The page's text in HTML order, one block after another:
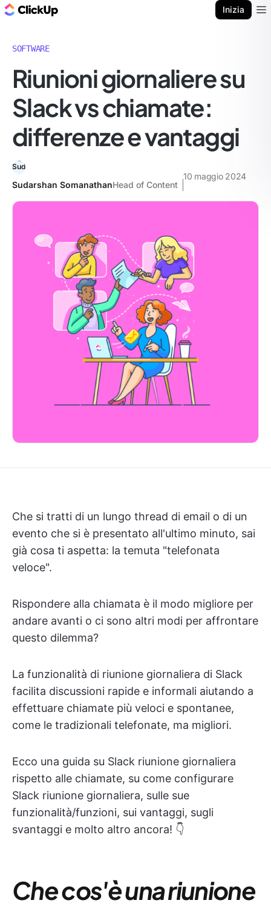
Inizia
SOFTWARE
Riunioni giornaliere su
Slack vs chiamate:
differenze e vantaggi
Sudarshan SomanathanHead of Content
10 maggio 2024
Che si tratti di un lungo thread di email o di un
evento che si è presentato all'ultimo minuto, sai
già cosa ti aspetta: la temuta "telefonata
veloce".
Rispondere alla chiamata è il modo migliore per
andare avanti o ci sono altri modi per affrontare
questo dilemma?
La funzionalità di riunione giornaliera di Slack
facilita discussioni rapide e informali aiutando a
effettuare chiamate più veloci e spontanee,
come le tradizionali telefonate, ma migliori.
Ecco una guida su Slack riunione giornaliera
rispetto alle chiamate, su come configurare
Slack riunione giornaliera, sulle sue
funzionalità/funzioni, sui vantaggi, sugli
svantaggi e molto altro ancora! 👇
Che cos'è una riunione